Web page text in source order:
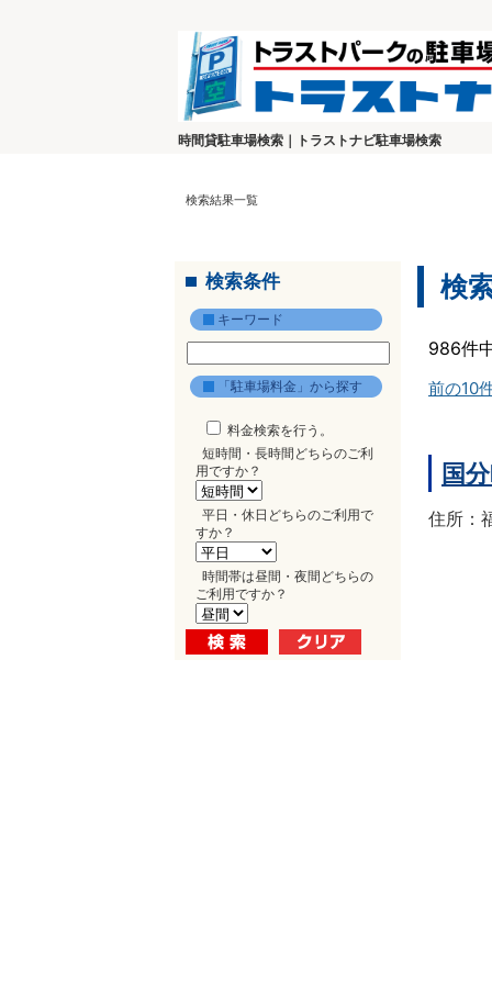
時間貸駐車場検索｜トラストナビ駐車場検索
検索結果一覧
検索条件
キーワード
「駐車場料金」から探す
料金検索を行う。
短時間・長時間どちらのご利
用ですか？
平日・休日どちらのご利用で
すか？
時間帯は昼間・夜間どちらの
ご利用ですか？
検
986件
前の10
国
住所：